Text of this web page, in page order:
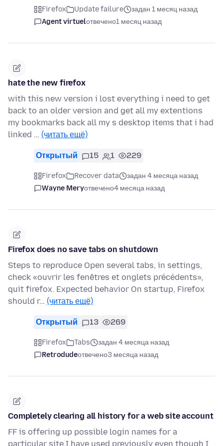
Firefox Update failure
задан 1 месяц назад
Agent virtuelотвечено1 месяц назад
hate the new firefox
with this new version i lost everything i need to get
back to an older version and get all my extentions
my bookmarks back all my s desktop items that i had
linked … (читать ещё)
Открытый 15 1 229
Firefox Recover data
задан 4 месяца назад
Wayne Meryотвечено4 месяца назад
Firefox does no save tabs on shutdown
Steps to reproduce Open several tabs, in settings,
check «ouvrir les fenêtres et onglets précédents»,
quit firefox. Expected behavior On startup, Firefox
should r… (читать ещё)
Открытый 13 269
Firefox Tabs
задан 4 месяца назад
Retrodudeотвечено3 месяца назад
Completely clearing all history for a web site account
FF is offering up possible login names for a
particular site I have used previously even though I